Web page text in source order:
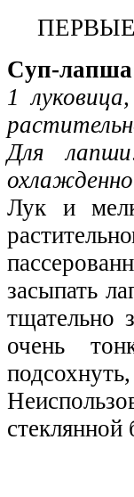
Cуп-
1
Для
Лук и
засыпать
тщательно
очень